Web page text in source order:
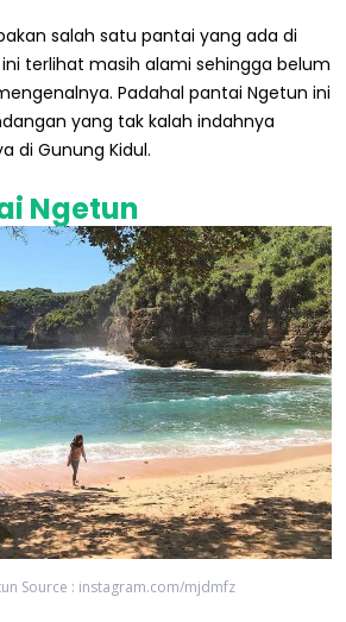
salah satu pantai yang ada di
ini terlihat masih alami sehingga belum
Padahal pantai Ngetun ini
yang tak kalah indahnya
di Gunung Kidul.
Ngetun
Source : instagram.com/mjdmfz